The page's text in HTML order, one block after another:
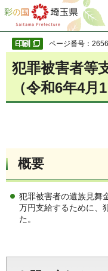
彩の国 埼玉県
ページ番号：
犯罪被害者等
（令和6年4月1
概要
犯罪被害者の遺族見舞
万円支給するために、
た。